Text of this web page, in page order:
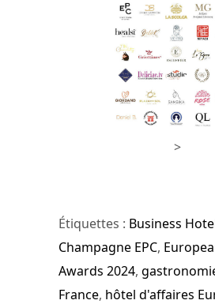
>
Étiquettes : Business
Champagne EPC,
Awards 2024,
France, hôtel d'affaires